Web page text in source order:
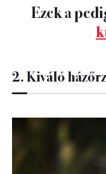
Ezek a
2. Kiváló